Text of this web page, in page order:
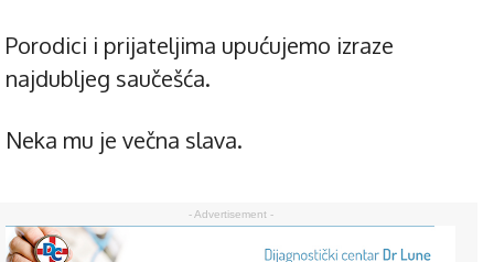
Porodici i prijateljima upućujemo izraze
najdubljeg saučešća.
Neka mu je večna slava.
- Advertisement -